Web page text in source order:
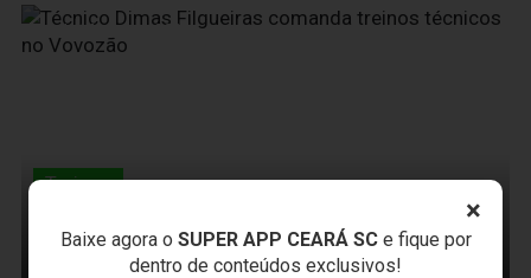
×
Baixe agora o SUPER APP CEARÁ SCe fique por
dentro de conteúdos exclusivos!
14 de Março de 2011
Treinos
Elenco voltou aos treinamentos e se prepara para o duelo contra o